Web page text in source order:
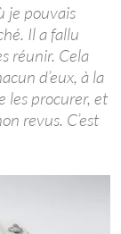
je pouvais
Il a fallu
réunir. Cela
d’eux, à la
les procurer, et
revus. C’est